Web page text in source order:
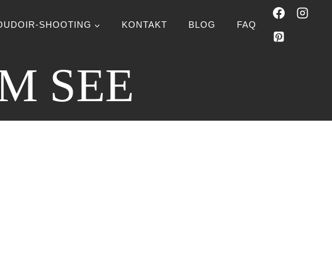
SHOOTING KONTAKT BLOG FAQ
SEE